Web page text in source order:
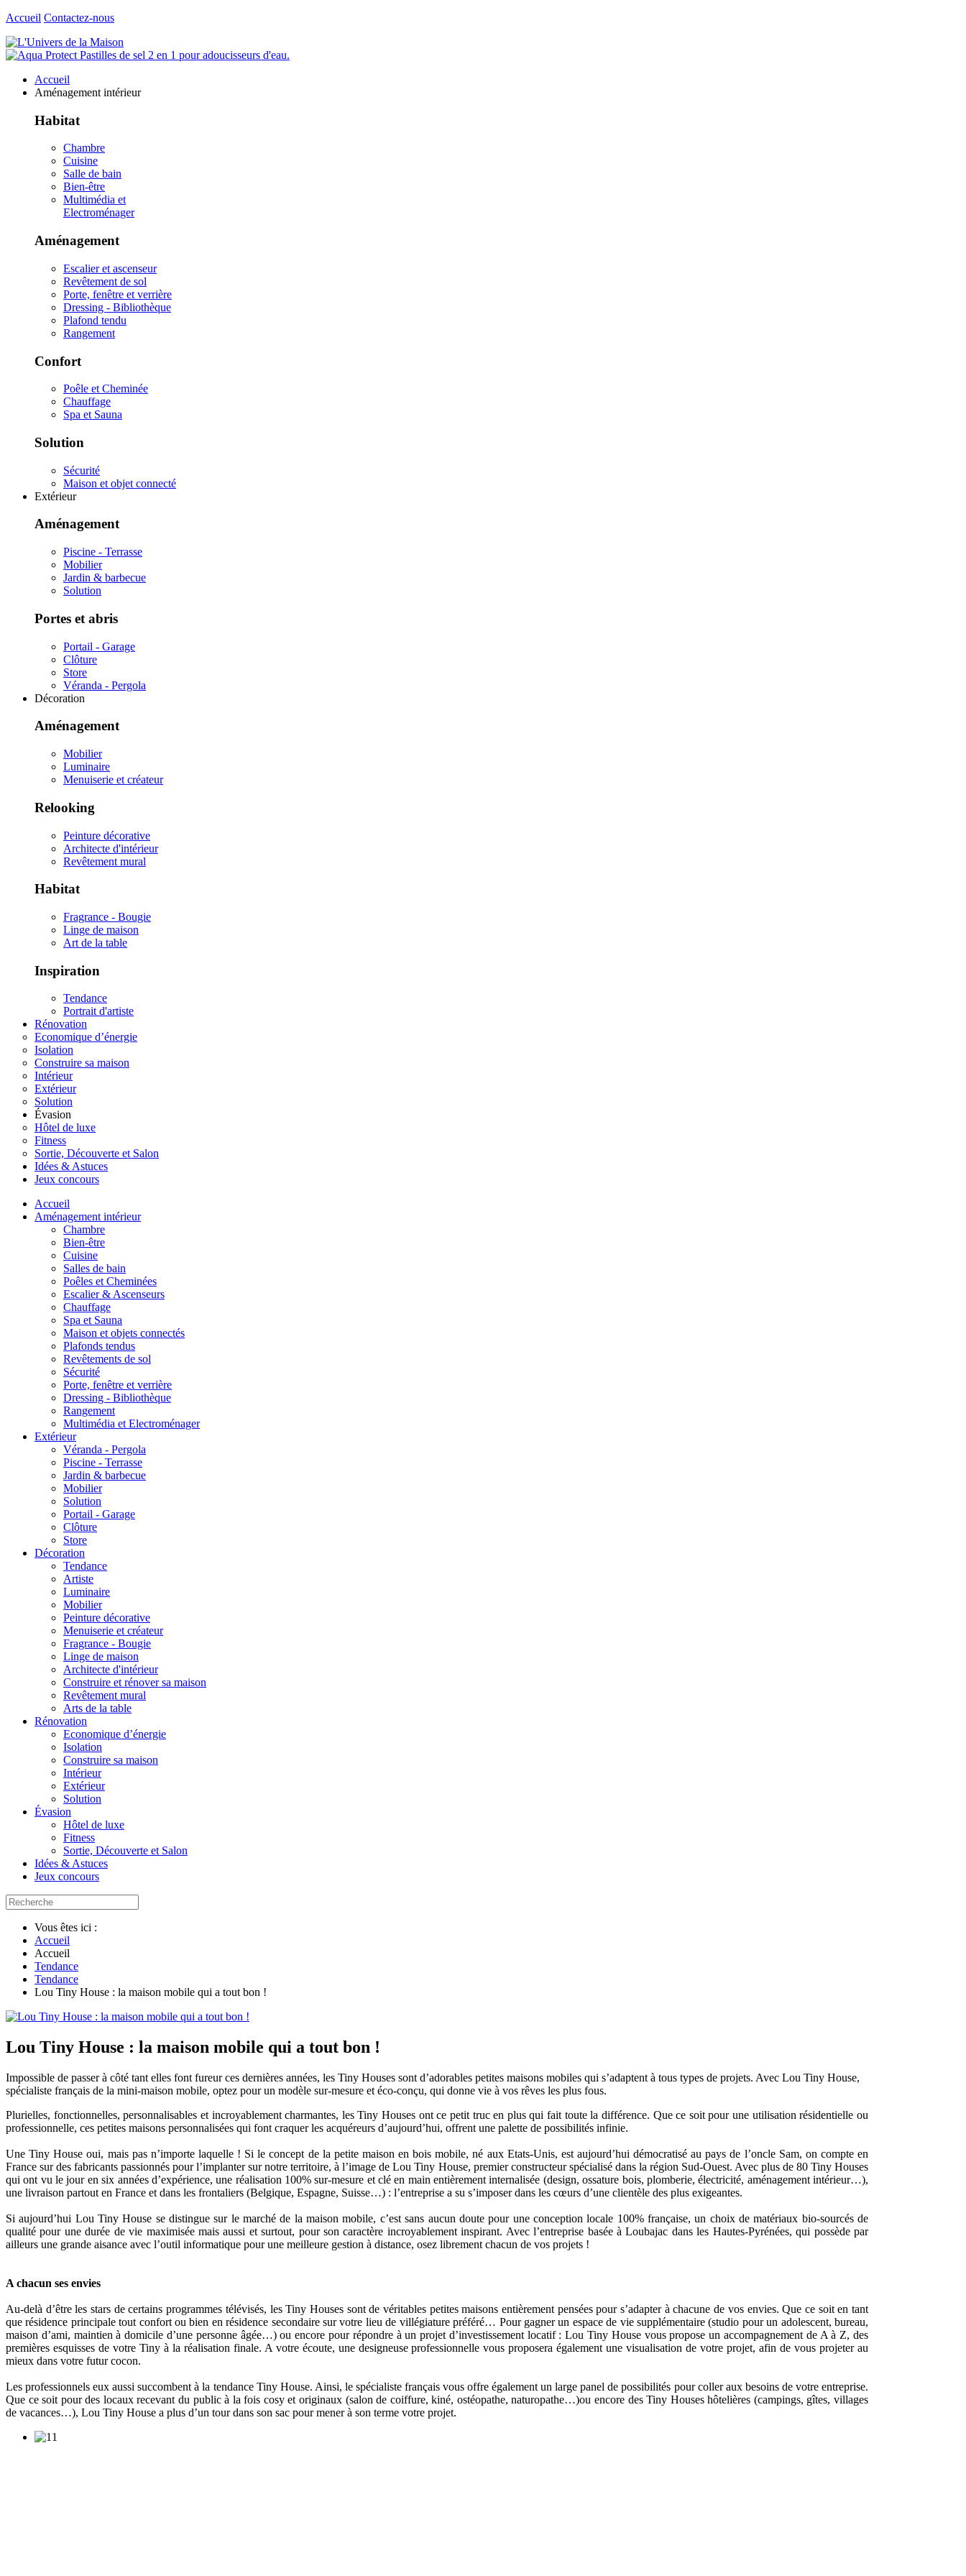
Accueil Contactez-nous
Accueil
Aménagement intérieur
Habitat
Chambre
Cuisine
Salle de bain
Bien-être
Multimédia et
Electroménager
Aménagement
Escalier et ascenseur
Revêtement de sol
Porte, fenêtre et verrière
Dressing - Bibliothèque
Plafond tendu
Rangement
Confort
Poêle et Cheminée
Chauffage
Spa et Sauna
Solution
Sécurité
Maison et objet connecté
Extérieur
Aménagement
Piscine - Terrasse
Mobilier
Jardin & barbecue
Solution
Portes et abris
Portail - Garage
Clôture
Store
Véranda - Pergola
Décoration
Aménagement
Mobilier
Luminaire
Menuiserie et créateur
Relooking
Peinture décorative
Architecte d'intérieur
Revêtement mural
Habitat
Fragrance - Bougie
Linge de maison
Art de la table
Inspiration
Tendance
Portrait d'artiste
Rénovation
Economique d’énergie
Isolation
Construire sa maison
Intérieur
Extérieur
Solution
Évasion
Hôtel de luxe
Fitness
Sortie, Découverte et Salon
Idées & Astuces
Jeux concours
Accueil
Aménagement intérieur
Chambre
Bien-être
Cuisine
Salles de bain
Poêles et Cheminées
Escalier & Ascenseurs
Chauffage
Spa et Sauna
Maison et objets connectés
Plafonds tendus
Revêtements de sol
Sécurité
Porte, fenêtre et verrière
Dressing - Bibliothèque
Rangement
Multimédia et Electroménager
Extérieur
Véranda - Pergola
Piscine - Terrasse
Jardin & barbecue
Mobilier
Solution
Portail - Garage
Clôture
Store
Décoration
Tendance
Artiste
Luminaire
Mobilier
Peinture décorative
Menuiserie et créateur
Fragrance - Bougie
Linge de maison
Architecte d'intérieur
Construire et rénover sa maison
Revêtement mural
Arts de la table
Rénovation
Economique d’énergie
Isolation
Construire sa maison
Intérieur
Extérieur
Solution
Évasion
Hôtel de luxe
Fitness
Sortie, Découverte et Salon
Idées & Astuces
Jeux concours
Vous êtes ici :
Accueil
Accueil
Tendance
Tendance
Lou Tiny House : la maison mobile qui a tout bon !
Lou Tiny House : la maison mobile qui a tout bon !
Impossible de passer à côté tant elles font fureur ces dernières années, les Tiny Houses sont d’adorables petites maisons mobiles qui s’adaptent à tous types de projets. Avec Lou Tiny House,
spécialiste français de la mini-maison mobile, optez pour un modèle sur-mesure et éco-conçu, qui donne vie à vos rêves les plus fous.
Plurielles, fonctionnelles, personnalisables et incroyablement charmantes, les Tiny Houses ont ce petit truc en plus qui fait toute la différence. Que ce soit pour une utilisation résidentielle ou
professionnelle, ces petites maisons personnalisées qui font craquer les acquéreurs d’aujourd’hui, offrent une palette de possibilités infinie.
Une Tiny House oui, mais pas n’importe laquelle ! Si le concept de la petite maison en bois mobile, né aux Etats-Unis, est aujourd’hui démocratisé au pays de l’oncle Sam, on compte en
France sur des fabricants passionnés pour l’implanter sur notre territoire, à l’image de Lou Tiny House, premier constructeur spécialisé dans la région Sud-Ouest. Avec plus de 80 Tiny Houses
qui ont vu le jour en six années d’expérience, une réalisation 100% sur-mesure et clé en main entièrement internalisée (design, ossature bois, plomberie, électricité, aménagement intérieur…),
une livraison partout en France et dans les frontaliers (Belgique, Espagne, Suisse…) : l’entreprise a su s’imposer dans les cœurs d’une clientèle des plus exigeantes.
Si aujourd’hui Lou Tiny House se distingue sur le marché de la maison mobile, c’est sans aucun doute pour une conception locale 100% française, un choix de matériaux bio-sourcés de
qualité pour une durée de vie maximisée mais aussi et surtout, pour son caractère incroyablement inspirant. Avec l’entreprise basée à Loubajac dans les Hautes-Pyrénées, qui possède par
ailleurs une grande aisance avec l’outil informatique pour une meilleure gestion à distance, osez librement chacun de vos projets !
A chacun ses envies
Au-delà d’être les stars de certains programmes télévisés, les Tiny Houses sont de véritables petites maisons entièrement pensées pour s’adapter à chacune de vos envies. Que ce soit en tant
que résidence principale tout confort ou bien en résidence secondaire sur votre lieu de villégiature préféré… Pour gagner un espace de vie supplémentaire (studio pour un adolescent, bureau,
maison d’ami, maintien à domicile d’une personne âgée…) ou encore pour répondre à un projet d’investissement locatif : Lou Tiny House vous propose un accompagnement de A à Z, des
premières esquisses de votre Tiny à la réalisation finale. A votre écoute, une designeuse professionnelle vous proposera également une visualisation de votre projet, afin de vous projeter au
mieux dans votre futur cocon.
Les professionnels eux aussi succombent à la tendance Tiny House. Ainsi, le spécialiste français vous offre également un large panel de possibilités pour coller aux besoins de votre entreprise.
Que ce soit pour des locaux recevant du public à la fois cosy et originaux (salon de coiffure, kiné, ostéopathe, naturopathe…)ou encore des Tiny Houses hôtelières (campings, gîtes, villages
de vacances…), Lou Tiny House a plus d’un tour dans son sac pour mener à son terme votre projet.